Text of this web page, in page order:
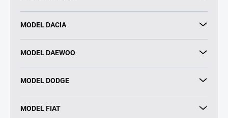
MODEL DACIA
MODEL DAEWOO
MODEL DODGE
MODEL FIAT